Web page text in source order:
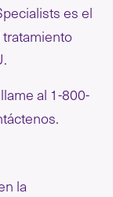
es el
tratamiento
al 1-800-
la